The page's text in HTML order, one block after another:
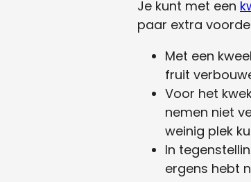
Je kunt met een
paar extra
Met een
fruit
Voor het
nemen niet
weinig plek
In
ergens hebt